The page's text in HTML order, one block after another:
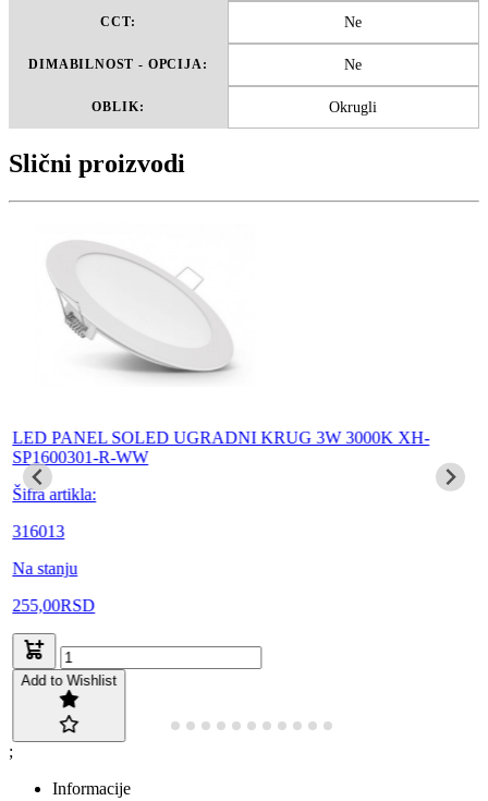
CCT: Ne
DIMABILNOST - OPCIJA: Ne
OBLIK: Okrugli
Slični proizvodi
LED PANEL SOLED UGRADNI KRUG 3W 3000K XH-
SP1600301-R-WW
Šifra artikla:
316013
Na stanju
255,00RSD
Add to Wishlist
;
Informacije